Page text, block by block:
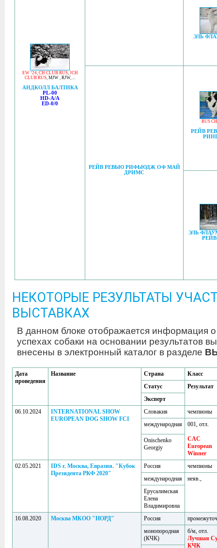
EW ‘24, CH CLUB RUS, JCH
CLUB RUS, MJW , RJW, ...
АНДКОЛЛ БАЛТИКА
PL-00
HD-A/A
ED-0/0
ЭЛЬ
РЕЙВ РЕВЬЮ РИФЬЮДЖ ОФ МАЙ
ДРИМС
RUS CH
РЕЙВ
ЭЛЬ
НЕКОТОРЫЕ РЕЗУЛЬТАТЫ
ВЫСТАВКАХ
В данном блоке отображается информация
успехах собаки на основании результатов
внесены в электронный каталог в разделе
Дата
проведения
Название Страна
Класс
Статус
Результат
Эксперт
06.10.2024
INTERNATIONAL SHOW
EUROPEAN DOG SHOW FCI
Словакия
чемпионы
международная
001, отл.
CAC
European
Winner
Onischenko
Georgiy
02.05.2021
IDS г. Москва, Евразия. "Кубок
Президента РКФ 2020"
Россия
чемпионы
международная
неяв.,
Ерусалимская
Елена
Владимировна
16.08.2020
Москва МКОО "НОРД" Россия
монопородная
(КЧК)
б/м, отл.
Лучшая
КЧК